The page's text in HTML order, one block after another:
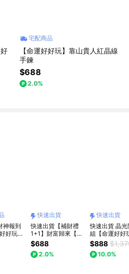
宅配商品
【命運好好玩】靠山貴人紅晶線
手鍊
$688
2.0%
神報到
好玩】
願瓶
神心咒
金條
快速出貨
快速出貨【補財禮
1+1】財富歸來【命
運好好玩】金錢龜來
聚寶鎮 (內附36顆小
元寶)(可加購馬上有
$688
2.0%
快速出貨
快速出貨 晶光
組【命運好好
財致富黃晶樹
黃水晶精萃•
箔沐浴乳
$888
10.0%